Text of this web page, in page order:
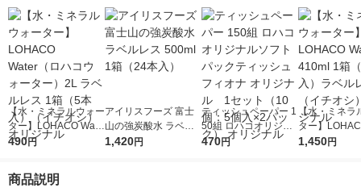
【水・ミネラルウォー
ター】LOHACO Wate
r（ロハコウォータ
シ） オリジナル
490円
アイリスフーズ 富士
山の強炭酸水 ラベル
レス 500ml 1箱（24
1,420円
ティッシュペーパー 1
50組 ロハコオリジナ
ルソフトパックティッ
470円
【水・ミネラ
ター】
r 410ml 1箱（
1,450円
商品説明